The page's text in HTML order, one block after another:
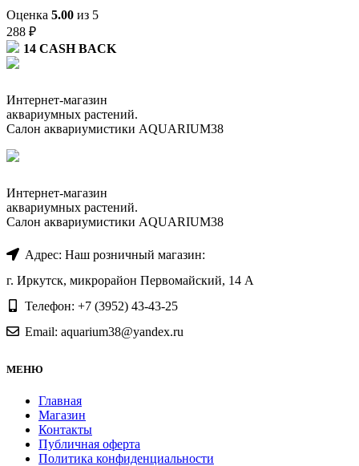
Оценка 5.00 из 5
288 ₽
14 CASH BACK
Интернет-магазин
аквариумных растений.
Салон аквариумистики AQUARIUM38
Интернет-магазин
аквариумных растений.
Салон аквариумистики AQUARIUM38
Адрес: Наш розничный магазин:
г. Иркутск, микрорайон Первомайский, 14 А
Телефон: +7 (3952) 43-43-25
Email: aquarium38@yandex.ru
МЕНЮ
Главная
Магазин
Контакты
Публичная оферта
Политика конфиденциальности